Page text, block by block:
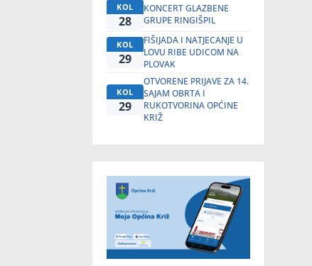
KOL
28
KONCERT GLAZBENE
GRUPE RINGIŠPIL
KOL
29
FIŠIJADA I NATJECANJE U
LOVU RIBE UDICOM NA
PLOVAK
KOL
29
OTVORENE PRIJAVE ZA 14.
SAJAM OBRTA I
RUKOTVORINA OPĆINE
KRIŽ